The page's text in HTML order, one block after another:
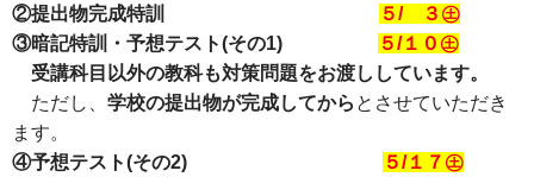
②提出物完成特訓
５/ ３㊏
③暗記特訓・予想テスト(その1)
５/１０㊏
受講科目以外の教科も対策問題をお渡ししています。
ただし、 学校の提出物が完成してから とさせていただき
ます。
④予想テスト(その2)
５/１７㊏